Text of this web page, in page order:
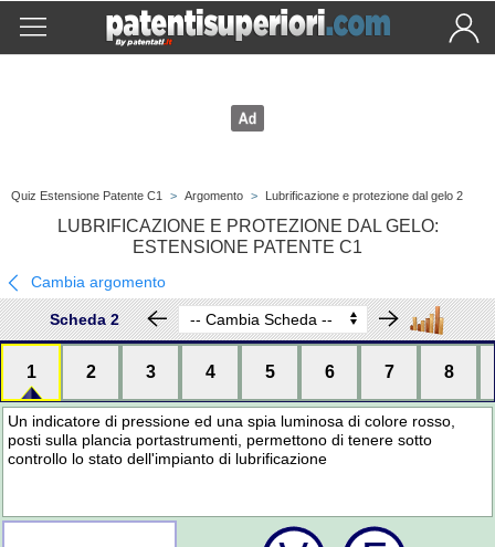
Quiz Estensione Patente C1 > Argomento > Lubrificazione e protezione dal gelo 2
LUBRIFICAZIONE E PROTEZIONE DAL GELO:
ESTENSIONE PATENTE C1
Cambia argomento
Scheda 2
1 2 3 4 5 6 7 8
Un indicatore di pressione ed una spia luminosa di colore rosso,
posti sulla plancia portastrumenti, permettono di tenere sotto
controllo lo stato dell'impianto di lubrificazione